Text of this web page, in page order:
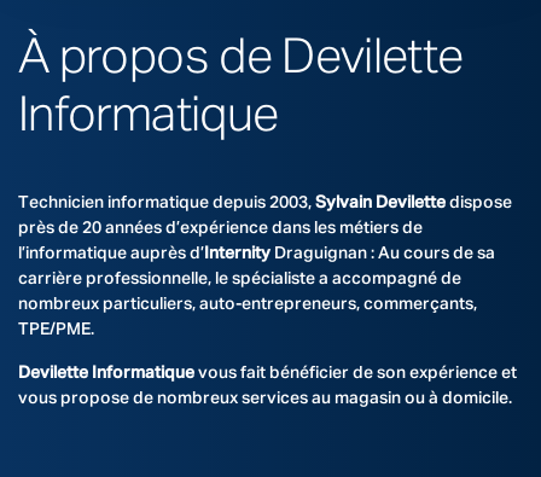
À propos de Devilette
Informatique
Technicien informatique depuis 2003, Sylvain Devilette dispose
près de 20 années d’expérience dans les métiers de
l’informatique auprès d’ Internity Draguignan : Au cours de sa
carrière professionnelle, le spécialiste a accompagné de
nombreux particuliers, auto-entrepreneurs, commerçants,
TPE/PME.
Devilette Informatique vous fait bénéficier de son expérience et
vous propose de nombreux services au magasin ou à domicile.